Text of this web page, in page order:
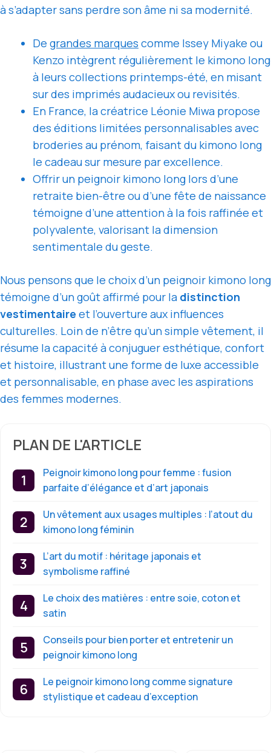
à s’adapter sans perdre son âme ni sa modernité.
De grandes marques comme Issey Miyake ou
Kenzo intègrent régulièrement le kimono long
à leurs collections printemps-été, en misant
sur des imprimés audacieux ou revisités.
En France, la créatrice Léonie Miwa propose
des éditions limitées personnalisables avec
broderies au prénom, faisant du kimono long
le cadeau sur mesure par excellence.
Offrir un peignoir kimono long lors d’une
retraite bien-être ou d’une fête de naissance
témoigne d’une attention à la fois raffinée et
polyvalente, valorisant la dimension
sentimentale du geste.
Nous pensons que le choix d’un peignoir kimono long
témoigne d’un goût affirmé pour la distinction
vestimentaire et l’ouverture aux influences
culturelles. Loin de n’être qu’un simple vêtement, il
résume la capacité à conjuguer esthétique, confort
et histoire, illustrant une forme de luxe accessible
et personnalisable, en phase avec les aspirations
des femmes modernes.
PLAN DE L'ARTICLE
Peignoir kimono long pour femme : fusion
parfaite d’élégance et d’art japonais
Un vêtement aux usages multiples : l’atout du
kimono long féminin
L’art du motif : héritage japonais et
symbolisme raffiné
Le choix des matières : entre soie, coton et
satin
Conseils pour bien porter et entretenir un
peignoir kimono long
Le peignoir kimono long comme signature
stylistique et cadeau d’exception